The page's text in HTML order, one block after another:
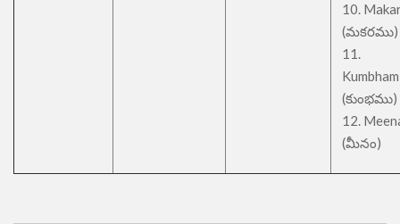
10.
(మకరము)
11.
Kumbham
(కుంభము)
12.
(మీనం)